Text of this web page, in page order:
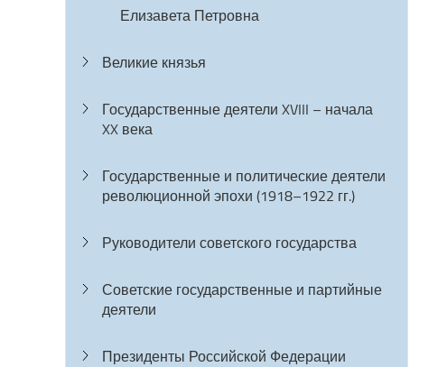
Елизавета Петровна
Великие князья
Государственные деятели XVIII – начала
XX века
Государственные и политические деятели
революционной эпохи (1918–1922 гг.)
Руководители советского государства
Советские государственные и партийные
деятели
Президенты Российской Федерации